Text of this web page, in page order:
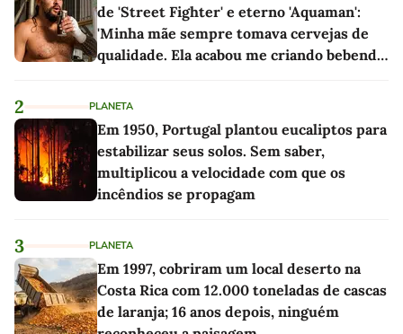
de 'Street Fighter' e eterno 'Aquaman':
'Minha mãe sempre tomava cervejas de
qualidade. Ela acabou me criando bebendo
2 PLANETA
Em 1950, Portugal plantou eucaliptos para
estabilizar seus solos. Sem saber,
multiplicou a velocidade com que os
incêndios se propagam
3 PLANETA
Em 1997, cobriram um local deserto na
Costa Rica com 12.000 toneladas de cascas
de laranja; 16 anos depois, ninguém